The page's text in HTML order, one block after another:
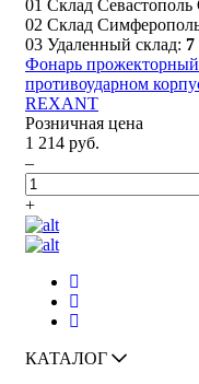
01 Склад
02 Склад
03 Удаленный склад:
Фонарь
противоударном
REXANT
Розничная цена
1 214 руб.
–
+
КАТАЛОГ